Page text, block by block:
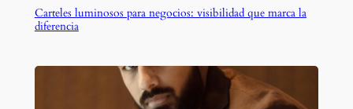
Carteles luminosos para negocios: visibilidad que marca la
diferencia